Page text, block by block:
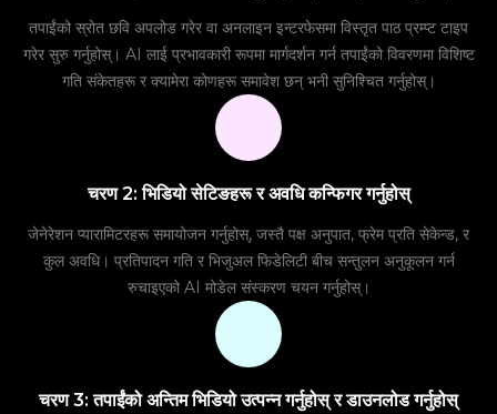
तपाईंको स्रोत छवि अपलोड गरेर वा अनलाइन इन्टरफेसमा विस्तृत पाठ प्रम्प्ट टाइप
गरेर सुरु गर्नुहोस्। AI लाई प्रभावकारी रूपमा मार्गदर्शन गर्न तपाईंको विवरणमा विशिष्ट
गति संकेतहरू र क्यामेरा कोणहरू समावेश छन् भनी सुनिश्चित गर्नुहोस्।
चरण 2: भिडियो सेटिङहरू र अवधि कन्फिगर गर्नुहोस्
जेनेरेशन प्यारामिटरहरू समायोजन गर्नुहोस्, जस्तै पक्ष अनुपात, फ्रेम प्रति सेकेन्ड, र
कुल अवधि। प्रतिपादन गति र भिजुअल फिडेलिटी बीच सन्तुलन अनुकूलन गर्न
रुचाइएको AI मोडेल संस्करण चयन गर्नुहोस्।
चरण 3: तपाईंको अन्तिम भिडियो उत्पन्न गर्नुहोस् र डाउनलोड गर्नुहोस्